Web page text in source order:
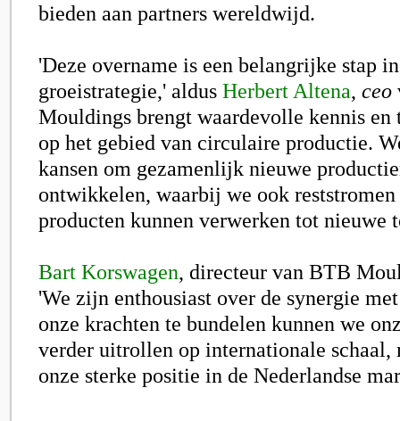
bieden aan partners wereldwijd.
'Deze overname is een belangrijke stap
groeistrategie,' aldus Herbert Altena, ceo
Mouldings brengt waardevolle kennis en
op het gebied van circulaire productie.
kansen om gezamenlijk nieuwe
ontwikkelen, waarbij we ook
producten kunnen verwerken tot nieuwe
Bart Korswagen, directeur van BTB
'We zijn enthousiast over de synergie
onze krachten te bundelen kunnen we
verder uitrollen op internationale schaal,
onze sterke positie in de Nederlandse